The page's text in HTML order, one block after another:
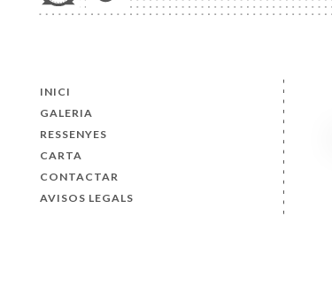
INICI
GALERIA
RESSENYES
CARTA
CONTACTAR
AVISOS LEGALS